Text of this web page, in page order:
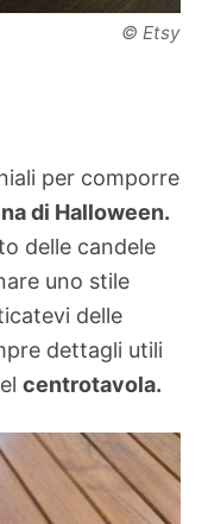
© Etsy
per comporre
di Halloween.
delle candele
uno stile
delle
dettagli utili
centrotavola.